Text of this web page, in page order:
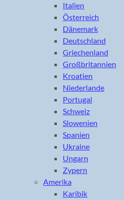
Italien
Österreich
Dänemark
Deutschland
Griechenland
Großbritannien
Kroatien
Niederlande
Portugal
Schweiz
Slowenien
Spanien
Ukraine
Ungarn
Zypern
Amerika
Karibik